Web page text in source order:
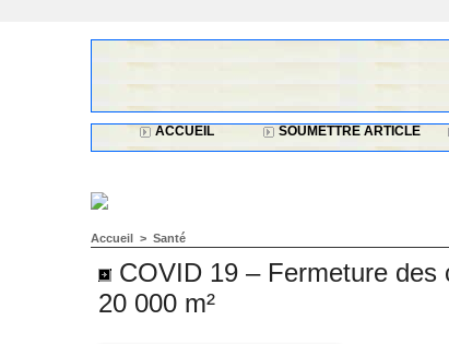
ACCUEIL SOUMETTRE ARTICLE
Accueil > Santé
COVID 19 – Fermeture
20 000 m²